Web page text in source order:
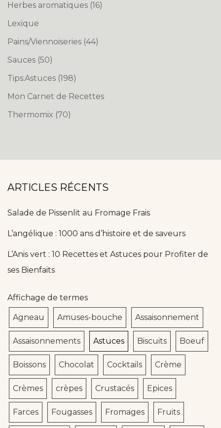
Herbes aromatiques (16)
Lexique
Pains/Viennoiseries (44)
Sauces (50)
Tips:Astuces (198)
Mon Carnet de Recettes
Thermomix (70)
ARTICLES RÉCENTS
Salade de Pissenlit au Fromage Frais
L’angélique : 1000 ans d’histoire et de saveurs
L’Anis vert : 10 Recettes et Astuces pour Profiter de
ses Bienfaits
Affichage de termes
Agneau Amuses-bouche Assaisonnement
Assaisonnements Astuces Biscuits Boeuf
Boissons Chocolat Cocktails Crème
Crèmes crèpes Crustacés Epices
Farces Fougasses Fromages Fruits